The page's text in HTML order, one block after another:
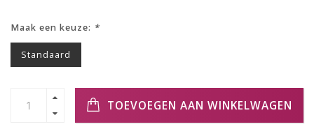
Maak een keuze: *
Standaard
TOEVOEGEN AAN WINKELWAGEN